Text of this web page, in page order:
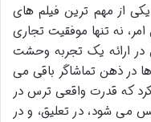
از مهم ترین فیلم های
نه تنها موفقیت تجاری
در ارائه یک تجربه وحشت
در ذهن تماشاگر باقی می
که قدرت واقعی ترس در
می شود، در تعلیق، و در